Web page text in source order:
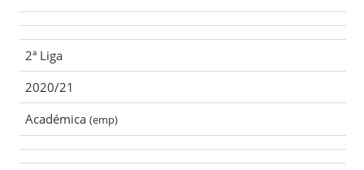
2ª Liga
2020/21
Académica (emp)